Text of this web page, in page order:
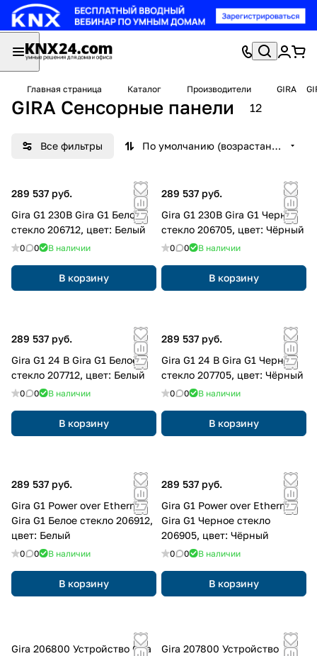
Главная страница Каталог Производители GIRA
GIRA Сенсорные панели 12
Все фильтры По умолчанию (возрастание)
289 537 руб.
Gira G1 230В Gira G1 Белое
стекло 206712, цвет: Белый
0 0 В наличии
В корзину
289 537 руб.
Gira G1 230В Gira G1 Черное
стекло 206705, цвет: Чёрный
0 0 В наличии
В корзину
289 537 руб.
Gira G1 24 В Gira G1 Белое
стекло 207712, цвет: Белый
0 0 В наличии
В корзину
289 537 руб.
Gira G1 24 В Gira G1 Черное
стекло 207705, цвет: Чёрный
0 0 В наличии
В корзину
289 537 руб.
Gira G1 Power over Ethernet
Gira G1 Белое стекло 206912,
цвет: Белый
0 0 В наличии
В корзину
289 537 руб.
Gira G1 Power over Ethernet
Gira G1 Черное стекло
206905, цвет: Чёрный
0 0 В наличии
В корзину
Gira 206800 Устройство Gira
Gira 207800 Устройство